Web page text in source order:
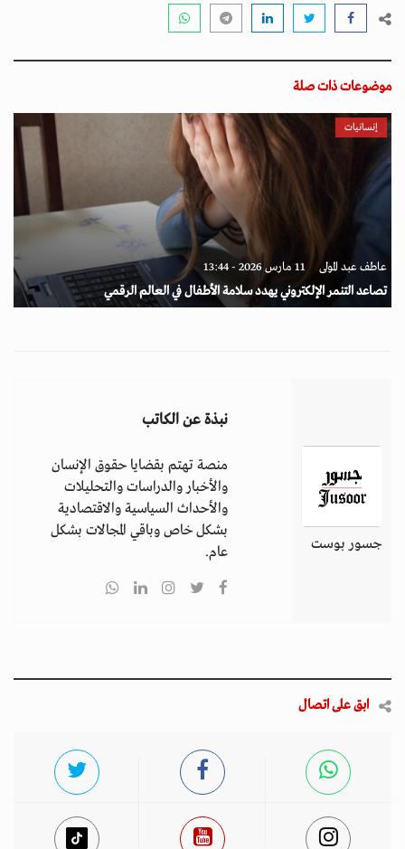
موضوعات ذات صلة
إنسانيات
عاطف عبد المولى 11 مارس 2026 - 13:44
تصاعد التنمر الإلكتروني يهدد سلامة الأطفال في العالم الرقمي
جسور بوست
نبذة عن الكاتب
منصة تهتم بقضايا حقوق الإنسان
والأخبار والدراسات والتحليلات
والأحداث السياسية والاقتصادية
بشكل خاص وباقي المجالات بشكل
عام.
ابق على اتصال